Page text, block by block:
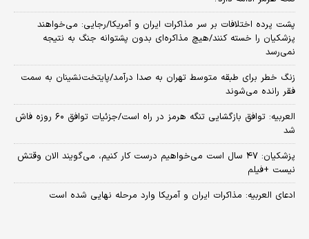
پشت پرده اختلافات بر سر مذاکرات ایران و آمریکا/رجایی: می‌خواهند
پزشکیان را خسته کنند/هیچ مذاکره‌ای بدون پشتوانه جنگ به نتیجه
نمی‌رسد
زنگ خطر برای طبقه متوسط تهران به صدا درآمد/پایتخت‌نشینان به سمت
فقر رانده می‌شوند
العربیه: توافق بازگشایی تنگه هرمز در راه است/جزئیات توافق ۶۰ روزه فاش
شد
پزشکیان: ۴۷ سال است می‌خواهیم درست کار کنیم، می‌گویند الان وقتش
نیست +فیلم
ادعای العربیه: مذاکرات ایران و آمریکا وارد مرحله نهایی شده است